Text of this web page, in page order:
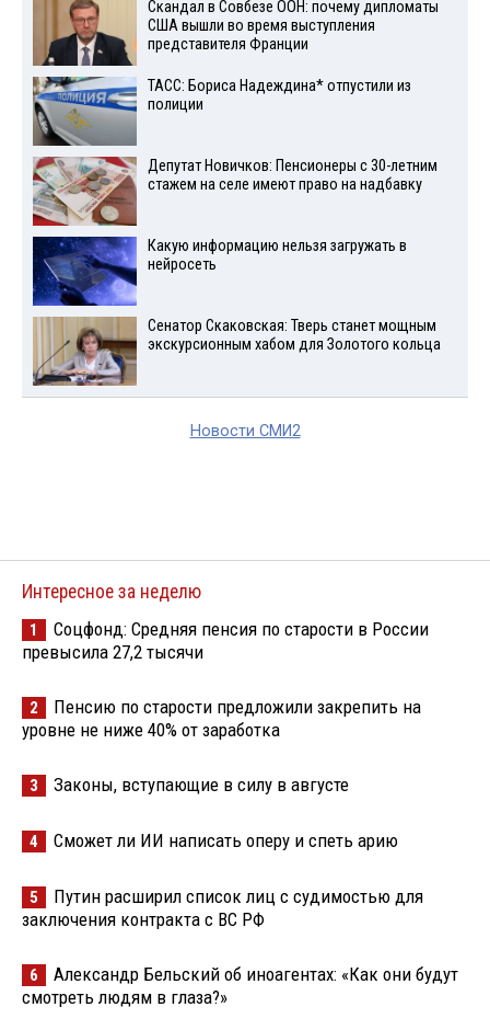
Скандал в Совбезе ООН: почему дипломаты
США вышли во время выступления
представителя Франции
ТАСС: Бориса Надеждина* отпустили из
полиции
Депутат Новичков: Пенсионеры с 30-летним
стажем на селе имеют право на надбавку
Какую информацию нельзя загружать в
нейросеть
Сенатор Скаковская: Тверь станет мощным
экскурсионным хабом для Золотого кольца
Новости СМИ2
Интересное за неделю
1
Соцфонд: Средняя пенсия по старости в России
превысила 27,2 тысячи
2
Пенсию по старости предложили закрепить на
уровне не ниже 40% от заработка
3 Законы, вступающие в силу в августе
4 Сможет ли ИИ написать оперу и спеть арию
5
Путин расширил список лиц с судимостью для
заключения контракта с ВС РФ
6
Александр Бельский об иноагентах: «Как они будут
смотреть людям в глаза?»